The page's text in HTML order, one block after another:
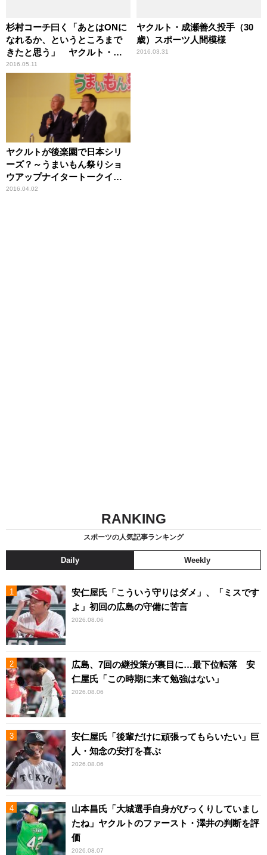
杉村コーチ曰く「あとはONに
なれるか、というところまで
きたと思う」 ヤクルト・山
田哲人内野手（23歳） スポ
2016.05.11
ヤクルト・成瀬善久投手（30
歳）スポーツ人間模様
2016.03.31
ヤクルトが後楽園で日本シリ
ーズ？～うまいもん祭りショ
ウアップナイタートークイベ
ント
2016.04.02
RANKING
スポーツの人気記事ランキング
Daily Weekly
安仁屋氏「こういう守りはダメ」、「ミスです
よ」初回の広島の守備に苦言
2026.08.06
広島、7回の継投策が裏目に…最下位転落 安
仁屋氏「この時期に来て勉強はない」
2026.08.06
安仁屋氏「後輩だけに頑張ってもらいたい」巨
人・知念の安打を喜ぶ
2026.08.06
山本昌氏「大城選手自身がびっくりしていまし
たね」ヤクルトのファースト・澤井の判断を評
価
2026.08.07